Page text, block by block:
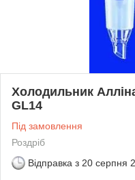
Холодильник
GL14
Під замовлення
Роздріб
Відправка з 20 серпня